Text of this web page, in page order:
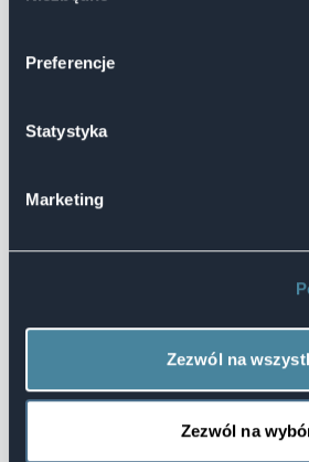
Preferencje
Statystyka
Marketing
Zezwól na
Zezwól na
Jeżeli Uczestnik odstępuje od
zmiany istotnych warunków
Turystyczną z przyczyn
a. uczestniczyć w Imprezie
lub wyższym standardzie, chyba
b. żądać natychmiastowego
nie ze swojej winy, zmienić
ust. 2 OWU) Uczestnik może
za niewykonanie Umowy, chyba